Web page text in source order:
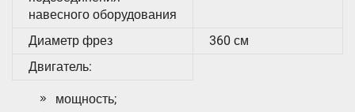
навесного оборудования
Диаметр фрез
360 см
Двигатель:
мощность;